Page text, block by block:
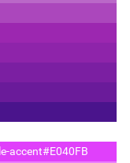
accent#E040FB